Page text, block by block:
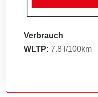
Verbrauch
WLTP: 7.8 l/100km